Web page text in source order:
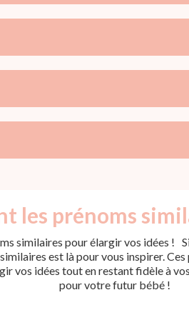
les prénoms
similaires pour élargir vos idées !
est là pour vous inspirer.
vos idées tout en restant fidèle à
pour votre futur bébé !